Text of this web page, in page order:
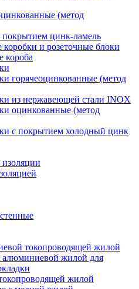
(метод
цинк-ламель
и розеточные блоки
короба
горячеоцинкованные (метод
из нержавеющей стали INOX
оцинкованные (метод
с покрытием холодный цинк
изоляции
токопроводящей жилой
алюминиевой жилой для
жилой